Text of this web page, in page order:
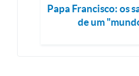
Papa Francisco: os
de um